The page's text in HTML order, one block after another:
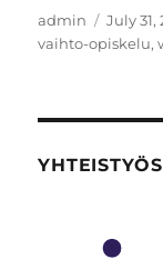
Author
admin
Posted
on
July 31,
vaihto-opiskelu,